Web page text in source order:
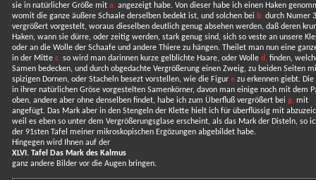
sie in natürlicher Größe mit a.angezeigt habe. Von dieser habe ich einen Haken
womit die ganze äußere Schaale derselben bedekt ist, und solchen bei b.durch Numer
vergrößert vorgestelt, woraus dieselben deutlich genug absehen werden, daß deren
Haken, wann sie dürre, oder zeitig werden, stark genug sind, sich so veste an unsere
oder an die Wolle der Schaafe und andere Thiere zu hängen. Theilet man nun eine
in der Mitte c.so wird man darinnen kurze gelblichte Haare, oder Wolle d.finden,
Samen bedecken, und durch obgedachte Vergrößerung einen Zweig, zu beiden Seiten
spizigen Dornen, oder Stacheln besezt vorstellen, wie die Figur ezu erkennen giebt.
in ihrer natürlichen Gröse vorgestelten Samenkörner, davon man einige noch mit dem
oben, andere aber ohne denselben findet, habe ich zum Überfluß vergrößert bei g.mit
angefügt. Das Mark aber in den Stengeln der Klette hielt ich für überflüssig mit
weil es eben so unter dem Vergrößerungsglase erscheint, als das Mark der Disteln, so
der 91sten Tafel meiner mikroskopischen Ergözungen abgebildet habe.
Hingegen wird Ihnen auf der
XLVI. Tafel Das Mark des Kalmus
ganz andere Bilder vor die Augen bringen.